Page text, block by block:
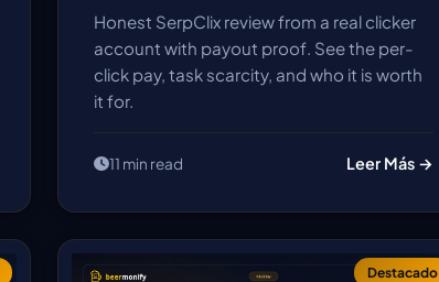
Honest SerpClix review from a real clicker
account with payout proof. See the per-
click pay, task scarcity, and who it is worth
it for.
11 min read Leer Más →
Destacado